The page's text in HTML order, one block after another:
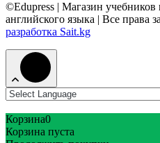
©Edupress | Магазин учебников
английского языка | Все права
разработка Sait.kg
Корзина0
Корзина пуста